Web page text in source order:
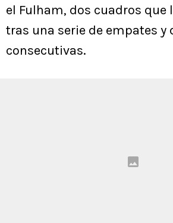
el Fulham, dos cuadros que
tras una serie de empates y
consecutivas.